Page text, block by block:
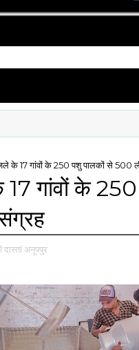
के 17 गांवों के 250 पशु पालकों से 500
17 गांवों के
दास्तां अनूपपुर